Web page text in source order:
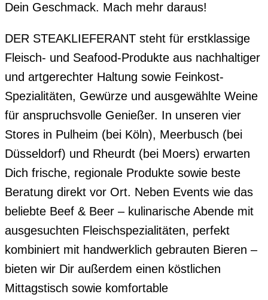
Dein Geschmack. Mach mehr daraus!
DER STEAKLIEFERANT steht für erstklassige
Fleisch- und Seafood-Produkte aus nachhaltiger
und artgerechter Haltung sowie Feinkost-
Spezialitäten, Gewürze und ausgewählte Weine
für anspruchsvolle Genießer. In unseren vier
Stores in Pulheim (bei Köln), Meerbusch (bei
Düsseldorf) und Rheurdt (bei Moers) erwarten
Dich frische, regionale Produkte sowie beste
Beratung direkt vor Ort. Neben Events wie das
beliebte Beef & Beer – kulinarische Abende mit
ausgesuchten Fleischspezialitäten, perfekt
kombiniert mit handwerklich gebrauten Bieren –
bieten wir Dir außerdem einen köstlichen
Mittagstisch sowie komfortable